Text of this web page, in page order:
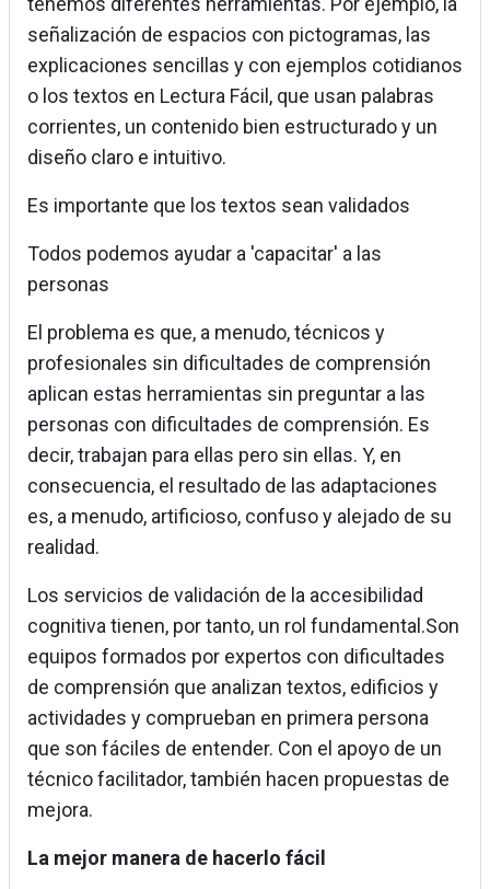
señalización de espacios con pictogramas, las
explicaciones sencillas y con ejemplos cotidianos
o los textos en Lectura Fácil, que usan palabras
corrientes, un contenido bien estructurado y un
diseño claro e intuitivo.
Es importante que los textos sean validados
Todos podemos ayudar a 'capacitar' a las
personas
El problema es que, a menudo, técnicos y
profesionales sin dificultades de comprensión
aplican estas herramientas sin preguntar a las
personas con dificultades de comprensión. Es
decir, trabajan para ellas pero sin ellas. Y, en
consecuencia, el resultado de las adaptaciones
es, a menudo, artificioso, confuso y alejado de su
realidad.
Los servicios de validación de la accesibilidad
cognitiva tienen, por tanto, un rol fundamental.Son
equipos formados por expertos con dificultades
de comprensión que analizan textos, edificios y
actividades y comprueban en primera persona
que son fáciles de entender. Con el apoyo de un
técnico facilitador, también hacen propuestas de
mejora.
La mejor manera de hacerlo fácil